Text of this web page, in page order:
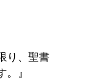
り、聖書
』